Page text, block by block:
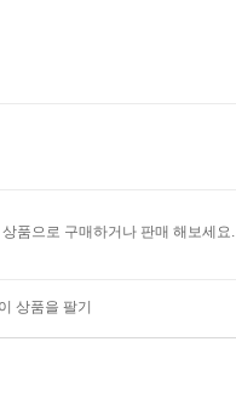
품으로 구매하거나 판매 해보세요.
이 상품을 팔기